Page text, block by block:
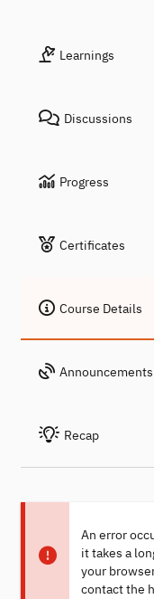
Learnings
Discussions
Progress
Certificates
Course Details
Announcements
Recap
An error
it takes a
your
contact the